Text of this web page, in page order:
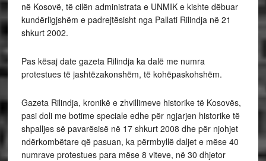
në Kosovë, të cilën administrata e UNMIK e kishte dëbuar
kundërligjshëm e padrejtësisht nga Pallati Rilindja në 21
shkurt 2002.
Pas kësaj date gazeta Rilindja ka dalë me numra
protestues të jashtëzakonshëm, të kohëpaskohshëm.
Gazeta Rilindja, kronikë e zhvillimeve historike të Kosovës,
pasi doli me botime speciale edhe për ngjarjen historike të
shpalljes së pavarësisë në 17 shkurt 2008 dhe për njohjet
ndërkombëtare që pasuan, ka përmbyllë daljet e mëse 40
numrave protestues para mëse 8 viteve, në 30 dhjetor